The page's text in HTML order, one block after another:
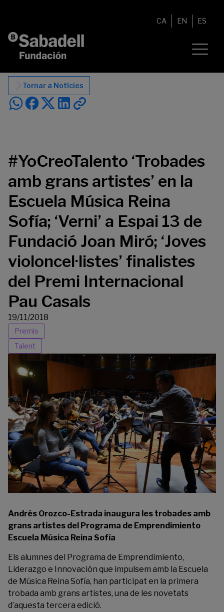
CA EN ES
Tornar a Notícies
#YoCreoTalento ‘Trobades
amb grans artistes’ en la
Escuela Música Reina
Sofía; ‘Verni’ a Espai 13 de
Fundació Joan Miró; ‘Joves
violoncel·listes’ finalistes
del Premi Internacional
Pau Casals
19/11/2018
Premis
Talent
Andrés Orozco-Estrada inaugura les trobades amb
grans artistes del Programa de Emprendimiento
Escuela Música Reina Sofía
Els alumnes del Programa de Emprendimiento,
Liderazgo e Innovación que impulsem amb la Escuela
de Música Reina Sofía, han participat en la primera
trobada amb grans artistes, una de les novetats
d’aquesta tercera edició.